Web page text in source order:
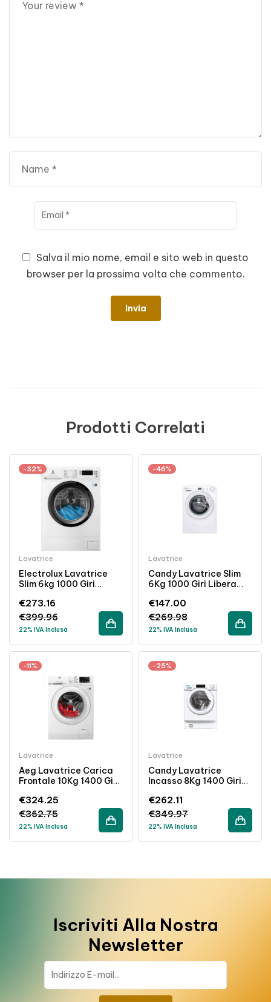
Salva il mio nome, email e sito web in questo
browser per la prossima volta che commento.
Prodotti Correlati
-32%
Lavatrice
Electrolux Lavatrice
Slim 6kg 1000 Giri
€399.96
€273.16
22% IVA Inclusa
-46%
Lavatrice
Candy Lavatrice Slim
6Kg 1000 Giri Libera
Acciaio Inossidabile
€269.98
€147.00
22% IVA Inclusa
-11%
Lavatrice
Aeg Lavatrice Carica
Frontale 10Kg 1400 Giri
Bianco
€362.75
€324.25
22% IVA Inclusa
-25%
Lavatrice
Candy Lavatrice
Incasso 8Kg 1400 Giri
Bianco
€349.97
€262.11
22% IVA Inclusa
Iscriviti Alla Nostra
Newsletter